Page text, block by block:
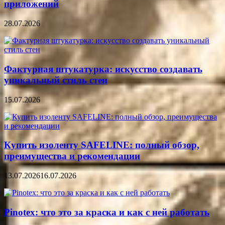
приложений
28.07.2026
Фактурная штукатурка: искусство создавать
уникальный стиль стен
15.07.2026
Купить изоленту SAFELINE: полный обзор,
преимущества и рекомендации
13.07.202616.07.2026
Pinotex: что это за краска и как с ней работать